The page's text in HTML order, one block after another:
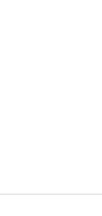
διευκολύνει την
το ανώτερο αναπνευστικό και
λοιμώξεων.
ένα φλιτζάνι νερό να
αντικαθιστούν τις